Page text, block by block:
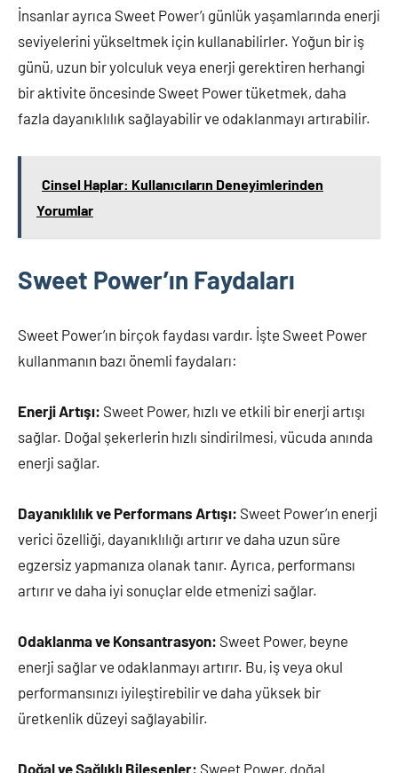
İnsanlar ayrıca Sweet Power’ı günlük yaşamlarında enerji
seviyelerini yükseltmek için kullanabilirler. Yoğun bir iş
günü, uzun bir yolculuk veya enerji gerektiren herhangi
bir aktivite öncesinde Sweet Power tüketmek, daha
fazla dayanıklılık sağlayabilir ve odaklanmayı artırabilir.
Cinsel Haplar: Kullanıcıların Deneyimlerinden
Yorumlar
Sweet Power’ın Faydaları
Sweet Power’ın birçok faydası vardır. İşte Sweet Power
kullanmanın bazı önemli faydaları:
Enerji Artışı: Sweet Power, hızlı ve etkili bir enerji artışı
sağlar. Doğal şekerlerin hızlı sindirilmesi, vücuda anında
enerji sağlar.
Dayanıklılık ve Performans Artışı: Sweet Power’ın enerji
verici özelliği, dayanıklılığı artırır ve daha uzun süre
egzersiz yapmanıza olanak tanır. Ayrıca, performansı
artırır ve daha iyi sonuçlar elde etmenizi sağlar.
Odaklanma ve Konsantrasyon: Sweet Power, beyne
enerji sağlar ve odaklanmayı artırır. Bu, iş veya okul
performansınızı iyileştirebilir ve daha yüksek bir
üretkenlik düzeyi sağlayabilir.
Doğal ve Sağlıklı Bileşenler: Sweet Power, doğal